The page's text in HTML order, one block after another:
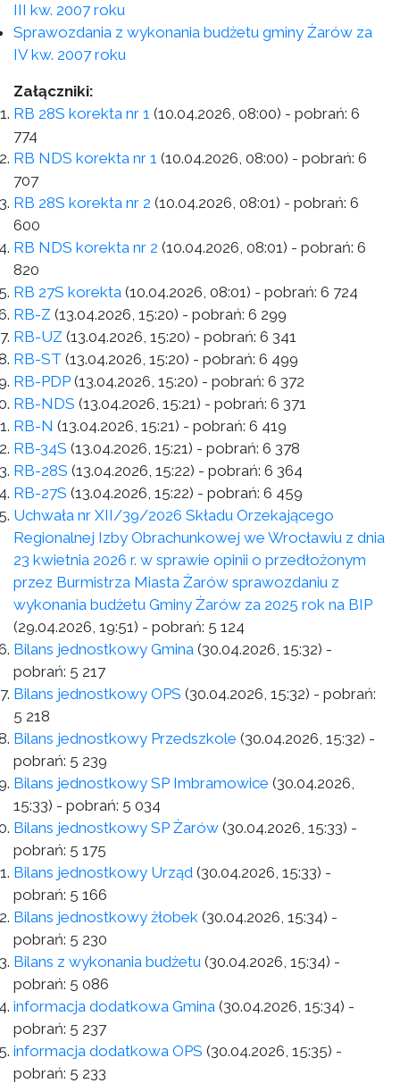
III kw. 2007 roku
Sprawozdania z wykonania budżetu gminy Żarów za
IV kw. 2007 roku
Załączniki:
RB 28S korekta nr 1 (10.04.2026, 08:00) - pobrań: 6
774
RB NDS korekta nr 1 (10.04.2026, 08:00) - pobrań: 6
707
RB 28S korekta nr 2 (10.04.2026, 08:01) - pobrań: 6
600
RB NDS korekta nr 2 (10.04.2026, 08:01) - pobrań: 6
820
RB 27S korekta (10.04.2026, 08:01) - pobrań: 6 724
RB-Z (13.04.2026, 15:20) - pobrań: 6 299
RB-UZ (13.04.2026, 15:20) - pobrań: 6 341
RB-ST (13.04.2026, 15:20) - pobrań: 6 499
RB-PDP (13.04.2026, 15:20) - pobrań: 6 372
RB-NDS (13.04.2026, 15:21) - pobrań: 6 371
RB-N (13.04.2026, 15:21) - pobrań: 6 419
RB-34S (13.04.2026, 15:21) - pobrań: 6 378
RB-28S (13.04.2026, 15:22) - pobrań: 6 364
RB-27S (13.04.2026, 15:22) - pobrań: 6 459
Uchwała nr XII/39/2026 Składu Orzekającego
Regionalnej Izby Obrachunkowej we Wrocławiu z dnia
23 kwietnia 2026 r. w sprawie opinii o przedłożonym
przez Burmistrza Miasta Żarów sprawozdaniu z
wykonania budżetu Gminy Żarów za 2025 rok na BIP
(29.04.2026, 19:51) - pobrań: 5 124
Bilans jednostkowy Gmina (30.04.2026, 15:32) -
pobrań: 5 217
Bilans jednostkowy OPS (30.04.2026, 15:32) - pobrań:
5 218
Bilans jednostkowy Przedszkole (30.04.2026, 15:32) -
pobrań: 5 239
Bilans jednostkowy SP Imbramowice (30.04.2026,
15:33) - pobrań: 5 034
Bilans jednostkowy SP Żarów (30.04.2026, 15:33) -
pobrań: 5 175
Bilans jednostkowy Urząd (30.04.2026, 15:33) -
pobrań: 5 166
Bilans jednostkowy żłobek (30.04.2026, 15:34) -
pobrań: 5 230
Bilans z wykonania budżetu (30.04.2026, 15:34) -
pobrań: 5 086
informacja dodatkowa Gmina (30.04.2026, 15:34) -
pobrań: 5 237
informacja dodatkowa OPS (30.04.2026, 15:35) -
pobrań: 5 233